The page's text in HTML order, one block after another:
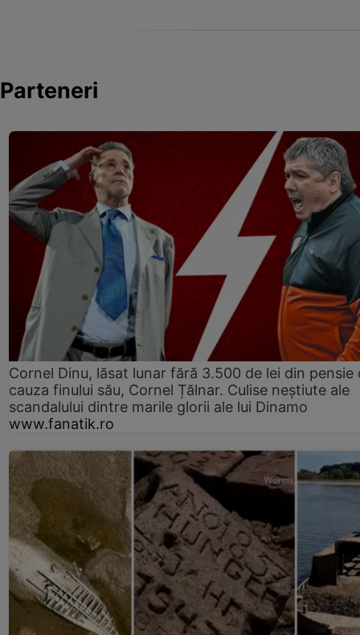
Parteneri
Cornel Dinu, lăsat lunar fără 3.500 de lei din pensie
cauza finului său, Cornel Țălnar. Culise neștiute ale
scandalului dintre marile glorii ale lui Dinamo
www.fanatik.ro